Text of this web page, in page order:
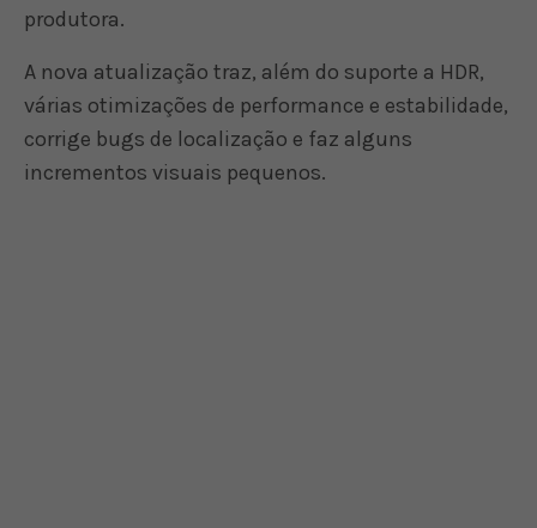
produtora.
A nova atualização traz, além do suporte a HDR,
várias otimizações de performance e estabilidade,
corrige bugs de localização e faz alguns
incrementos visuais pequenos.